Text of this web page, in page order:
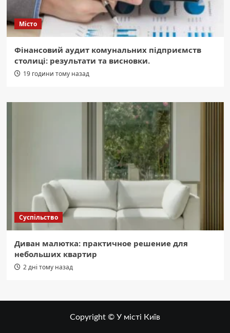
Місто
Фінансовий аудит комунальних підприємств
столиці: результати та висновки.
19 години тому назад
Суспільство
Диван малютка: практичное решение для
небольших квартир
2 дні тому назад
Copyright © У місті Київ